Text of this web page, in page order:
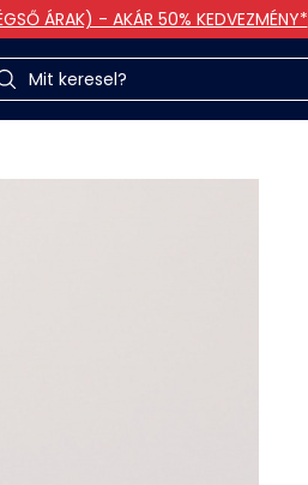
ÁRAK) - AKÁR 50% KEDVEZMÉNY*